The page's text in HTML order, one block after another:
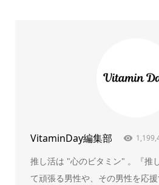
VitaminDay編集部
推し活は "心のビタミン" 。『推
て頑張る男性や、その男性を応